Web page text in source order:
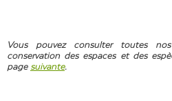
Vous pouvez consulter toutes
conservation des espaces et des
page suivante.